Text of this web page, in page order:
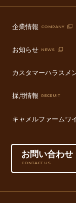
企業情報 COMPANY
お知らせ NEWS
カスタマーハラスメ
採用情報 RECRUIT
キャメルファームワ
お問い合わせ
CONTACT US